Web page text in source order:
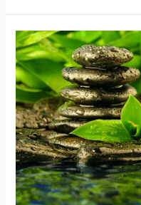
Mely
tanácsadás
az,
amire
szükségem
van?